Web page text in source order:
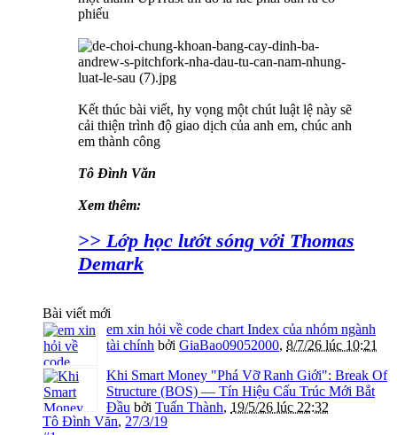
phiếu
Kết thúc bài viết, hy vọng một chút luật lệ này sẽ
cải thiện trình độ giao dịch của anh em, chúc anh
em thành công
Tô Đình Văn
Xem thêm:
>> Lớp học lướt sóng với Thomas
Demark
Bài viết mới
em xin hỏi về code chart Index của nhóm ngành
tài chính bởi GiaBao09052000, 8/7/26 lúc 10:21
Khi Smart Money "Phá Vỡ Ranh Giới": Break Of
Structure (BOS) — Tín Hiệu Cấu Trúc Mới Bắt
Đầu bởi Tuấn Thành, 19/5/26 lúc 22:32
Tô Đình Văn, 27/3/19